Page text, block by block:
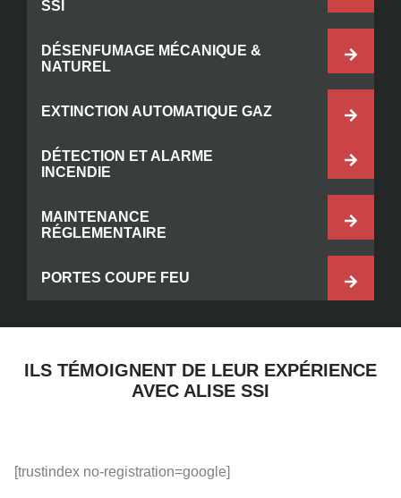
SSI
DÉSENFUMAGE MÉCANIQUE &
NATUREL
EXTINCTION AUTOMATIQUE GAZ
DÉTECTION ET ALARME
INCENDIE
MAINTENANCE
RÉGLEMENTAIRE
PORTES COUPE FEU
ILS TÉMOIGNENT DE LEUR EXPÉRIENCE
AVEC ALISE SSI
[trustindex no-registration=google]